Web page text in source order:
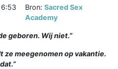
Bron:Sacred Sex
Academy
geboren. Wij niet.”
ze meegenomen op vakantie.